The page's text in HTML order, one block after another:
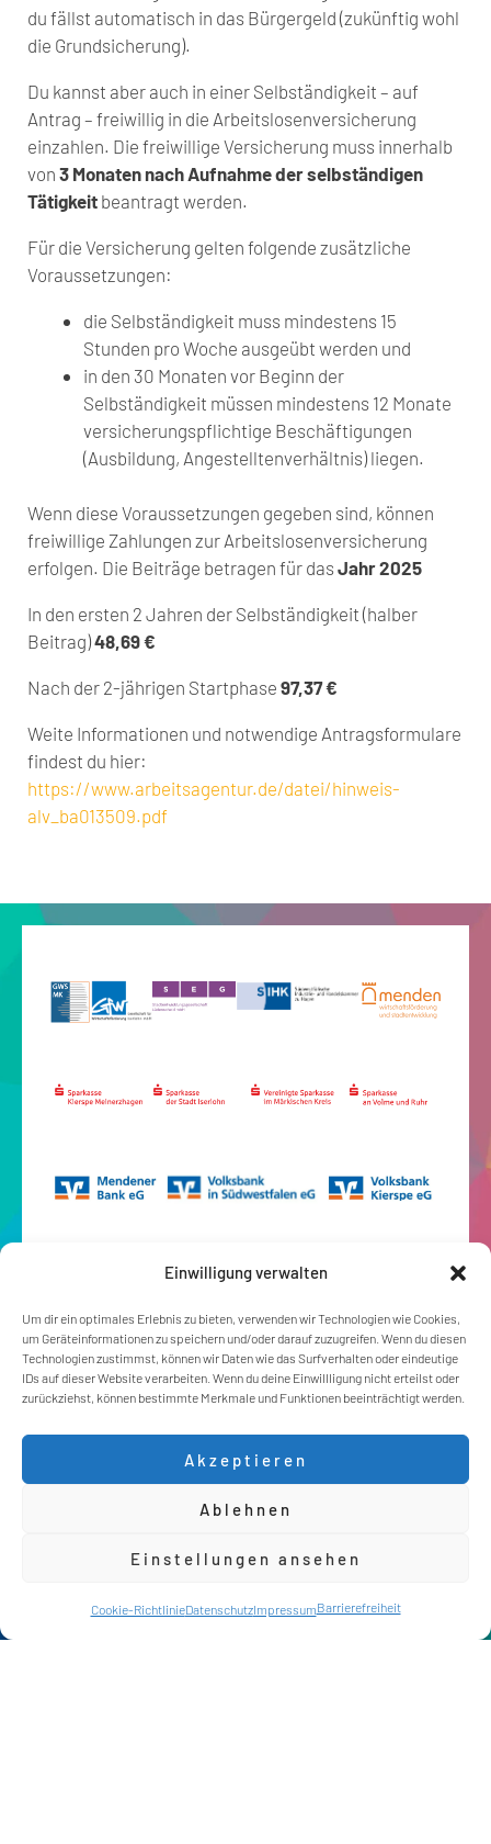
Einwilligung verwalten
Um dir ein optimales Erlebnis zu bieten, verwenden wir Technologien wie Cookies,
um Geräteinformationen zu speichern und/oder darauf zuzugreifen. Wenn du diesen
Technologien zustimmst, können wir Daten wie das Surfverhalten oder eindeutige
IDs auf dieser Website verarbeiten. Wenn du deine Einwillligung nicht erteilst oder
zurückziehst, können bestimmte Merkmale und Funktionen beeinträchtigt werden.
Akzeptieren
Ablehnen
Einstellungen ansehen
Cookie-RichtlinieDatenschutzImpressumBarrierefreiheit
du fällst automatisch in das Bürgergeld (zukünftig wohl
die Grundsicherung).
Du kannst aber auch in einer Selbständigkeit – auf
Antrag – freiwillig in die Arbeitslosenversicherung
einzahlen. Die freiwillige Versicherung muss innerhalb
von 3 Monaten nach Aufnahme der selbständigen
Tätigkeit beantragt werden.
Für die Versicherung gelten folgende zusätzliche
Voraussetzungen:
die Selbständigkeit muss mindestens 15
Stunden pro Woche ausgeübt werden und
in den 30 Monaten vor Beginn der
Selbständigkeit müssen mindestens 12 Monate
versicherungspflichtige Beschäftigungen
(Ausbildung, Angestelltenverhältnis) liegen.
Wenn diese Voraussetzungen gegeben sind, können
freiwillige Zahlungen zur Arbeitslosenversicherung
erfolgen. Die Beiträge betragen für dasJahr 2025
In den ersten 2 Jahren der Selbständigkeit (halber
Beitrag)48,69 €
Nach der 2-jährigen Startphase 97,37 €
Weite Informationen und notwendige Antragsformulare
findest du hier:
https://www.arbeitsagentur.de/datei/hinweis-
alv_ba013509.pdf
Kontakt Chat